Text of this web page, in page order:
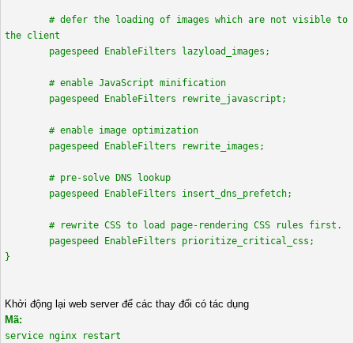
# defer the loading of images which are not visible to
the client
pagespeed EnableFilters lazyload_images;
# enable JavaScript minification
pagespeed EnableFilters rewrite_javascript;
# enable image optimization
pagespeed EnableFilters rewrite_images;
# pre-solve DNS lookup
pagespeed EnableFilters insert_dns_prefetch;
# rewrite CSS to load page-rendering CSS rules first.
pagespeed EnableFilters prioritize_critical_css;
}
Khởi động lại web server để các thay đổi có tác dụng
Mã:
service nginx restart